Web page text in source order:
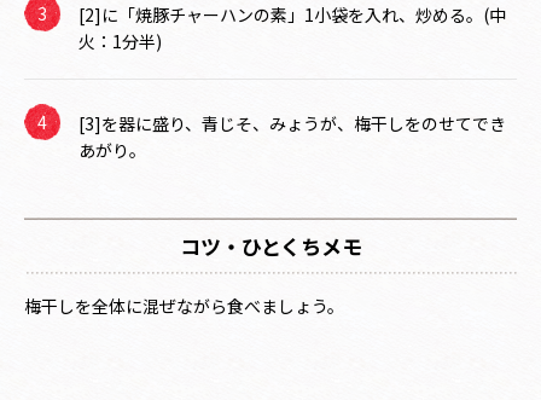
[2]に「焼豚チャーハンの素」1小袋を入れ、炒める。(中
火：1分半)
[3]を器に盛り、青じそ、みょうが、梅干しをのせてでき
あがり。
コツ・ひとくちメモ
梅干しを全体に混ぜながら食べましょう。